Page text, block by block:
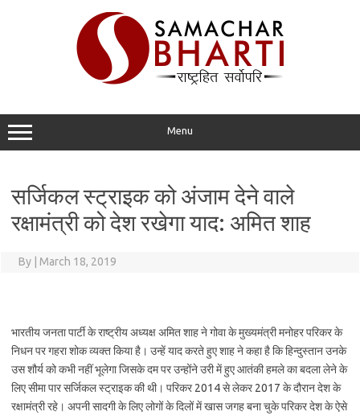
Menu
सर्जिकल स्ट्राइक को अंजाम देने वाले
रक्षामंत्री को देश रखेगा याद: अमित शाह
By March 18, 2019
भारतीय जनता पार्टी के राष्ट्रीय अध्यक्ष अमित शाह ने गोवा के मुख्यमंत्री मनोहर परिकर के
निधन पर गहरा शोक व्यक्त किया है। उन्हें याद करते हुए शाह ने कहा है कि हिन्दुस्तान उनके
उस शौर्य को कभी नहीं भूलेगा जिसके दम पर उन्होंने उरी में हुए आतंकी हमले का बदला लेने के
लिए सीमा पार सर्जिकल स्ट्राइक की थी। परिकर 2014 से लेकर 2017 के दौरान देश के
रक्षामंत्री रहे। अपनी सादगी के लिए लोगों के दिलों में खास जगह बना चुके परिकर देश के ऐसे